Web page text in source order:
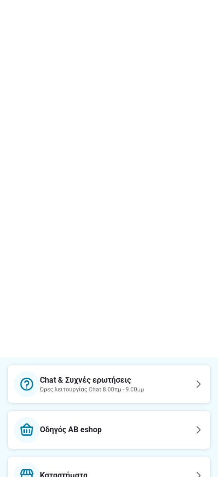
Chat & Συχνές ερωτήσεις
Ώρες λειτουργίας Chat 8.00πμ - 9.00μμ
Οδηγός AB eshop